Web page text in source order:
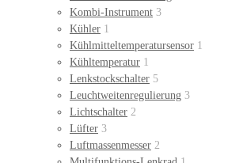
Kombi-Instrument 3
Kühler 1
Kühlmitteltemperatursensor 1
Kühltemperatur 1
Lenkstockschalter 5
Leuchtweitenregulierung 3
Lichtschalter 2
Lüfter 3
Luftmassenmesser 2